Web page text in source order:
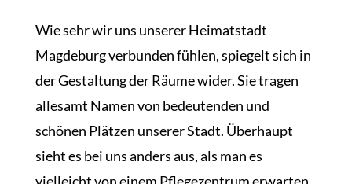
Wie sehr wir uns unserer Heimatstadt
Magdeburg verbunden fühlen, spiegelt sich in
der Gestaltung der Räume wider. Sie tragen
allesamt Namen von bedeutenden und
schönen Plätzen unserer Stadt. Überhaupt
sieht es bei uns anders aus, als man es
vielleicht von einem Pflegezentrum erwarten